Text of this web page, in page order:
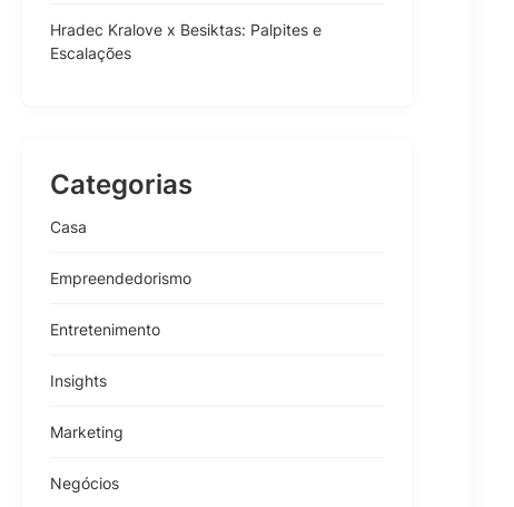
Hradec Kralove x Besiktas: Palpites e
Escalações
Categorias
Casa
Empreendedorismo
Entretenimento
Insights
Marketing
Negócios